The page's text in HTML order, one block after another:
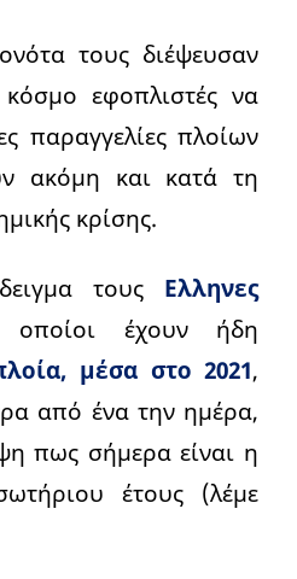
τους διέψευσαν
εφοπλιστές να
παραγγελίες πλοίων
ακόμη και κατά τη
κρίσης.
τους Ελληνες
έχουν ήδη
μέσα στο 2021,
από ένα την ημέρα,
πως σήμερα είναι η
έτους (λέμε